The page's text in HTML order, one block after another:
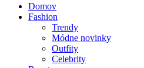
Domov
Fashion
Trendy
Módne novinky
Outfity
Celebrity